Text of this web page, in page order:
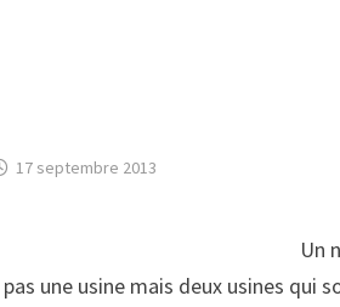
17 septembre 2013
Un
pas une usine mais deux usines